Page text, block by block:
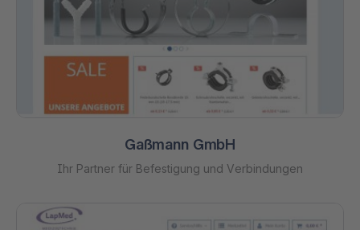
Gaßmann GmbH
Ihr Partner für Befestigung und Verbindungen